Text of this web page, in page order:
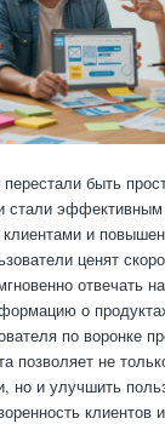
перестали быть
стали эффективным
и
ценят
отвечать
о
по воронке
позволяет не
но и улучшить
клиентов